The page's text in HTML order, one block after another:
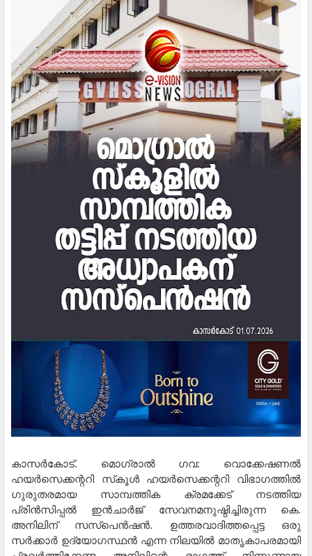
കാസര്‍കോട്. മൊഗ്രാല്‍ ഗവ: വൊക്കേഷണല്‍
ഹയര്‍സെക്കന്ററി സ്‌കൂള്‍ ഹയര്‍സെക്കന്ററി വിഭാഗത്തില്‍
ഗുരുതരമായ സാമ്പത്തിക ക്രമക്കേട് നടത്തിയ
പ്രിന്‍സിപ്പല്‍ ഇന്‍ചാര്‍ജ് സേവനമനുഷ്ഠിച്ചിരുന്ന കെ.
അനിലിന് സസ്‌പെന്‍ഷന്‍. ഉത്തരവാദിത്തപ്പെട്ട ഒരു
സര്‍ക്കാര്‍ ഉദ്യോഗസ്ഥന്‍ എന്ന നിലയില്‍ മാതൃകാപരമായി